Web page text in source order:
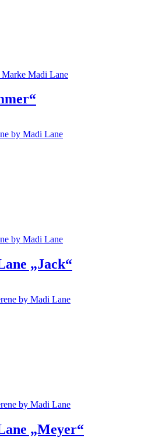
„Jack“
„Meyer“